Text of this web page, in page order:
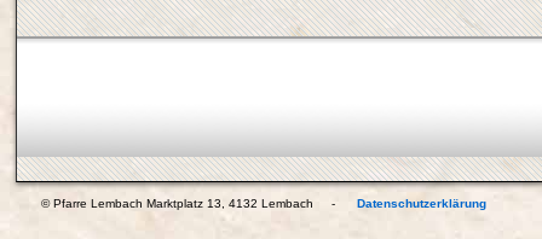
© Pfarre Lembach Marktplatz 13, 4132 Lembach - Datenschutzerklärung